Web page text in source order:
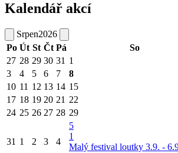
Kalendář akcí
Srpen2026
Po Út St Čt Pá So
27 28 29 30 31 1
3
4 5 6 7 8
10 11 12 13 14 15
17 18 19 20 21 22
24 25 26 27 28 29
31 1 2 3 4
5
1
Malý festival loutky 3.9. -